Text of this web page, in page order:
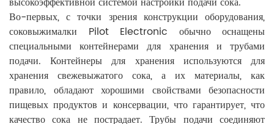
Во-первых, с точки зрения конструкции оборудования,
соковыжималки Pilot Electronic обычно оснащены
специальными контейнерами для хранения и трубами
подачи. Контейнеры для хранения используются для
хранения свежевыжатого сока, а их материалы, как
правило, обладают хорошими свойствами безопасности
пищевых продуктов и консервации, что гарантирует, что
качество сока не пострадает. Трубы подачи соединяют